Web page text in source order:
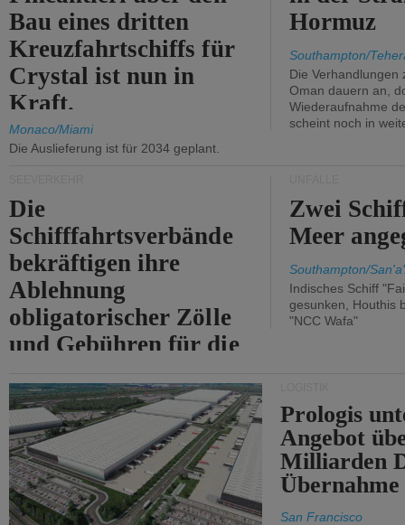
Bau eines dritten
Kreuzfahrtschiffs für
Crystal ist nun in
Kraft.
Monaco/Miami
Die Auslieferung ist für 2034 geplant.
Hormuz
Southampton/
Die Verhandlungen
Oman dauern an,
Wiederaufnahme
scheint noch in
Die
Schifffahrtsverbände
bekräftigen ihre
Ablehnung
obligatorischer Zölle
und Gebühren für die
von Hormuz.
Zwei
Meer
Southampton/
Indisches Schiff
gesunken, Houthis
"NCC Wafa"
Prologis
Angebot
Milliarden
Übernahme
San Francisco